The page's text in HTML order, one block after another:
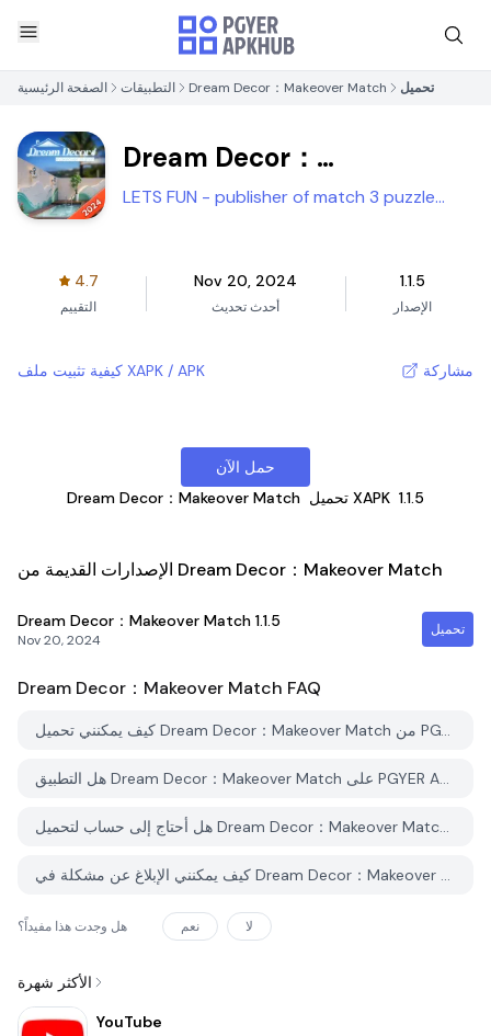
الصفحة الرئيسية التطبيقات Dream Decor：Makeover Match تحميل
Dream Decor：
Makeover Match
LETS FUN - publisher of match 3 puzzle
4.7
التقييم
Nov 20, 2024
أحدث تحديث
1.1.5
الإصدار
كيفية تثبيت ملف XAPK / APK مشاركة
حمل الآن
Dream Decor：Makeover Match
تحميل XAPK 1.1.5
الإصدارات القديمة من Dream Decor：Makeover Match
Dream Decor：Makeover Match 1.1.5
Nov 20, 2024
تحميل
Dream Decor：Makeover Match FAQ
كيف يمكنني تحميل Dream Decor：Makeover Match من PGYER APK HUB؟
هل التطبيق Dream Decor：Makeover Match على PGYER APK HUB مجاني للتحميل؟
هل أحتاج إلى حساب لتحميل Dream Decor：Makeover Match من PGYER APK HUB؟
كيف يمكنني الإبلاغ عن مشكلة في Dream Decor：Makeover Match على PGYER APK HUB؟
هل وجدت هذا مفيداً؟ نعم لا
الأكثر شهرة
YouTube